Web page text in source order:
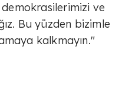
demokrasilerimizi ve
Bu yüzden bizimle
kalkmayın."